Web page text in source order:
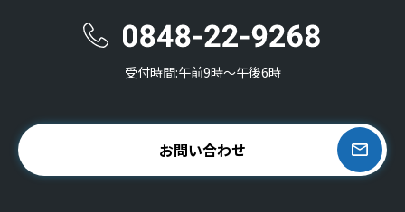
受付時間:午前9時〜午後6時
お問い合わせ